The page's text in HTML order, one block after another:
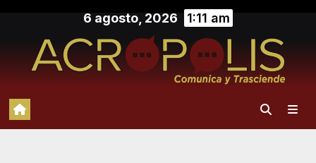
contenido
6 agosto, 2026 1:11 am